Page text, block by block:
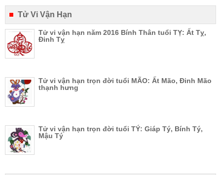
Tử Vi Vận Hạn
Tử vi vận hạn năm 2016 Bính Thân tuổi TỴ: Ất Tỵ,
Đinh Tỵ
Tử vi vận hạn trọn đời tuổi MÃO: Ất Mão, Đinh Mão
thạnh hưng
Tử vi vận hạn trọn đời tuổi TÝ: Giáp Tý, Bính Tý,
Mậu Tý